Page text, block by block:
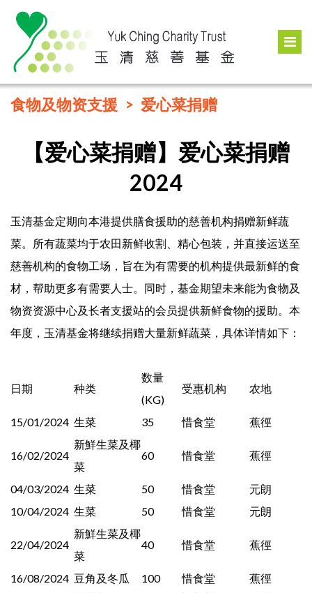
食物及物资支援 爱心菜捐赠
【爱心菜捐赠】爱心菜捐赠
2024
玉清基金定期向本港提供膳食援助的慈善机构捐赠新鲜蔬
菜。所有蔬菜均于农田新鲜收割、精心包装，并直接运送至
慈善机构的食物工场，旨在为有需要的机构提供最新鲜的食
材，帮助更多有需要人士。同时，基金期望未来能为食物及
物资资源中心及长者支援站的会员提供新鲜食物的援助。本
年度，玉清基金将继续捐赠大量新鲜蔬菜，具体详情如下：
日期 种类
数量
(KG)
受惠机构 农地
15/01/2024 生菜 35 惜食堂 蕉徑
16/02/2024
新鮮生菜及椰
菜
60 惜食堂 蕉徑
04/03/2024 生菜 50 惜食堂
元朗
10/04/2024 生菜 50 惜食堂 元朗
22/04/2024
新鮮生菜及椰
菜
40 惜食堂 蕉徑
16/08/2024 豆角及冬瓜 100 惜食堂
蕉徑